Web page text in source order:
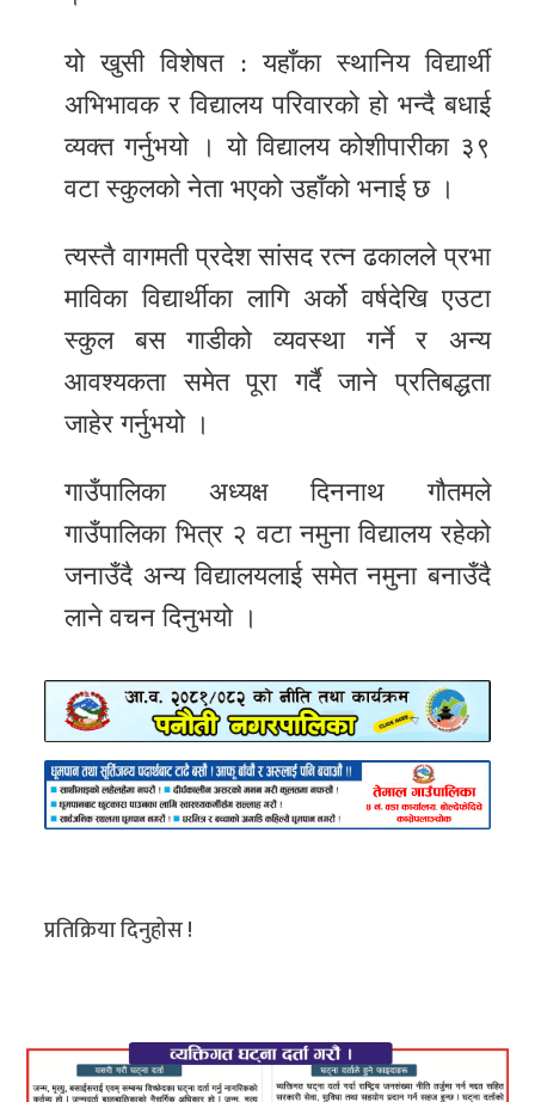
यो खुसी विशेषत : यहाँका स्थानिय विद्यार्थी
अभिभावक र विद्यालय परिवारको हो भन्दै बधाई
व्यक्त गर्नुभयो । यो विद्यालय कोशीपारीका ३९
वटा स्कुलको नेता भएको उहाँको भनाई छ ।
त्यस्तै वागमती प्रदेश सांसद रत्न ढकालले प्रभा
माविका विद्यार्थीका लागि अर्को वर्षदेखि एउटा
स्कुल बस गाडीको व्यवस्था गर्ने र अन्य
आवश्यकता समेत पूरा गर्दै जाने प्रतिबद्धता
जाहेर गर्नुभयो ।
गाउँपालिका अध्यक्ष दिननाथ गौतमले
गाउँपालिका भित्र २ वटा नमुना विद्यालय रहेको
जनाउँदै अन्य विद्यालयलाई समेत नमुना बनाउँदै
लाने वचन दिनुभयो ।
प्रतिक्रिया दिनुहोस !